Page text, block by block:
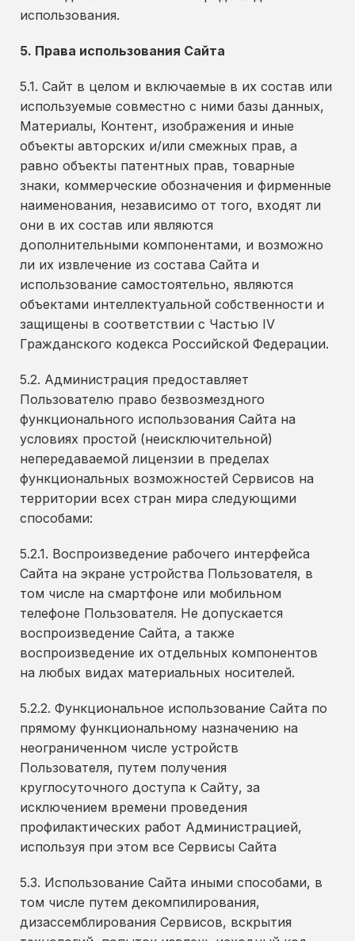
использования.
5. Права использования Сайта
5.1. Сайт в целом и включаемые в их состав или
используемые совместно с ними базы данных,
Материалы, Контент, изображения и иные
объекты авторских и/или смежных прав, а
равно объекты патентных прав, товарные
знаки, коммерческие обозначения и фирменные
наименования, независимо от того, входят ли
они в их состав или являются
дополнительными компонентами, и возможно
ли их извлечение из состава Сайта и
использование самостоятельно, являются
объектами интеллектуальной собственности и
защищены в соответствии с Частью IV
Гражданского кодекса Российской Федерации.
5.2. Администрация предоставляет
Пользователю право безвозмездного
функционального использования Сайта на
условиях простой (неисключительной)
непередаваемой лицензии в пределах
функциональных возможностей Сервисов на
территории всех стран мира следующими
способами:
5.2.1. Воспроизведение рабочего интерфейса
Сайта на экране устройства Пользователя, в
том числе на смартфоне или мобильном
телефоне Пользователя. Не допускается
воспроизведение Сайта, а также
воспроизведение их отдельных компонентов
на любых видах материальных носителей.
5.2.2. Функциональное использование Сайта по
прямому функциональному назначению на
неограниченном числе устройств
Пользователя, путем получения
круглосуточного доступа к Сайту, за
исключением времени проведения
профилактических работ Администрацией,
используя при этом все Сервисы Сайта
5.3. Использование Сайта иными способами, в
том числе путем декомпилирования,
дизассемблирования Сервисов, вскрытия